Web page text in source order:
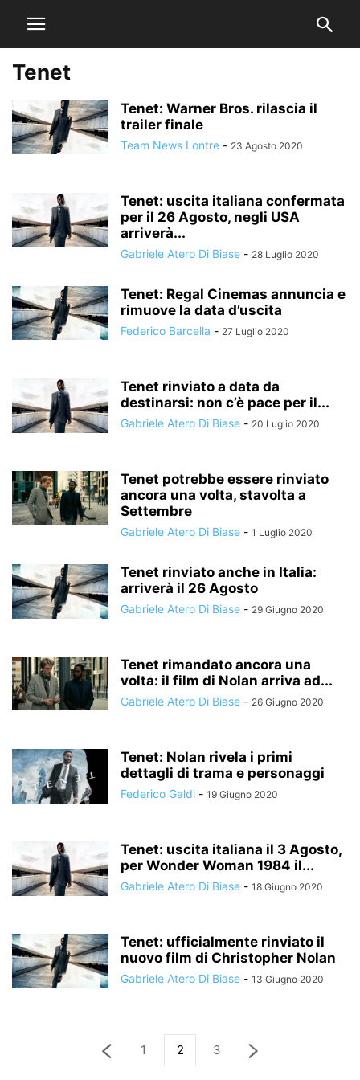
Tenet
Tenet: Warner Bros. rilascia il
trailer finale
Team News Lontre - 23 Agosto 2020
Tenet: uscita italiana confermata
per il 26 Agosto, negli USA
arriverà...
Gabriele Atero Di Biase - 28 Luglio 2020
Tenet: Regal Cinemas annuncia e
rimuove la data d’uscita
Federico Barcella - 27 Luglio 2020
Tenet rinviato a data da
destinarsi: non c’è pace per il...
Gabriele Atero Di Biase - 20 Luglio 2020
Tenet potrebbe essere rinviato
ancora una volta, stavolta a
Settembre
Gabriele Atero Di Biase - 1 Luglio 2020
Tenet rinviato anche in Italia:
arriverà il 26 Agosto
Gabriele Atero Di Biase - 29 Giugno 2020
Tenet rimandato ancora una
volta: il film di Nolan arriva ad...
Gabriele Atero Di Biase - 26 Giugno 2020
Tenet: Nolan rivela i primi
dettagli di trama e personaggi
Federico Galdi - 19 Giugno 2020
Tenet: uscita italiana il 3 Agosto,
per Wonder Woman 1984 il...
Gabriele Atero Di Biase - 18 Giugno 2020
Tenet: ufficialmente rinviato il
nuovo film di Christopher Nolan
Gabriele Atero Di Biase - 13 Giugno 2020
1 2 3